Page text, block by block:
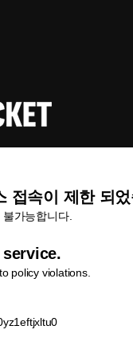
접속이 제한 되
가능합니다.
policy violations.